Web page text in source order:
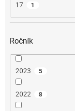
17 1
Ročník
2023 5
2022 8